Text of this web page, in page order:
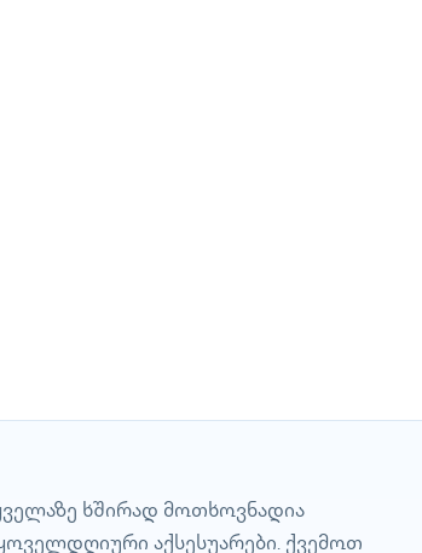
ხშირად მოთხოვნადია
აქსესუარები. ქვემოთ